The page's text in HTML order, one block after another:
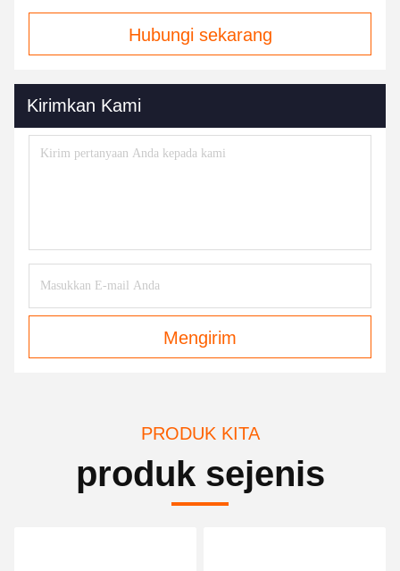
Hubungi sekarang
Kirimkan Kami
Mengirim
PRODUK KITA
produk sejenis